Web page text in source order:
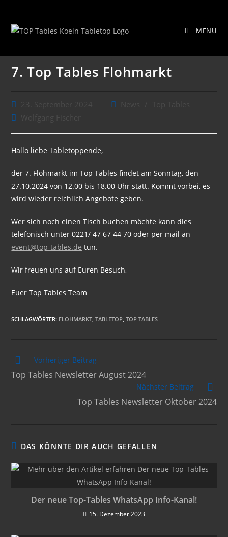
springen
MENU
7. Top Tables Flohmarkt
Beitrag
veröffentlicht:
23. September 2024
Beitrags-
News
Top Tables
Beitrags-Wolfgang Fischer
Hallo liebe Tabletoppende,
der 7. Flohmarkt im Top Tables findet am Sonntag, den
27.10.2024 von 12.00 bis 18.00 Uhr statt. Kommt vorbei, es
wird wieder reichlich Angebote geben.
Wer sich noch einen Tisch buchen möchte kann dies
telefonisch unter 0221/ 47 67 44 70 oder per mail an
event@top-tables.de tun.
Wir freuen uns auf Euren Besuch,
Euer Top Tables Team
SCHLAGWÖRTER: FLOHMARKT, TABLETOP, TOP TABLES
Weitere
ansehen
Vorheriger Beitrag
Top Tables Newsletter August 2024
Nächster Beitrag
Top Tables Newsletter Oktober 2024
DAS KÖNNTE DIR AUCH GEFALLEN
Der neue Top-Tables WhatsApp Info-Kanal!
15. Dezember 2023